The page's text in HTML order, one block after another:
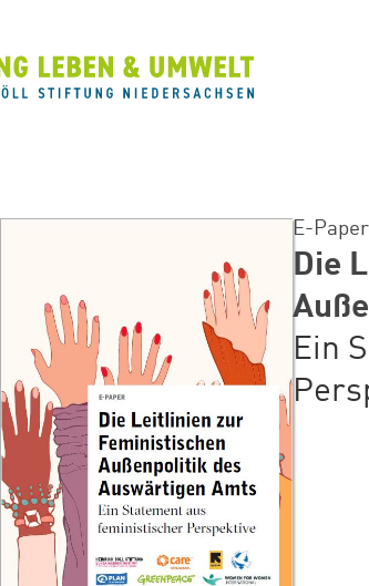
E-Paper
Die
Ein